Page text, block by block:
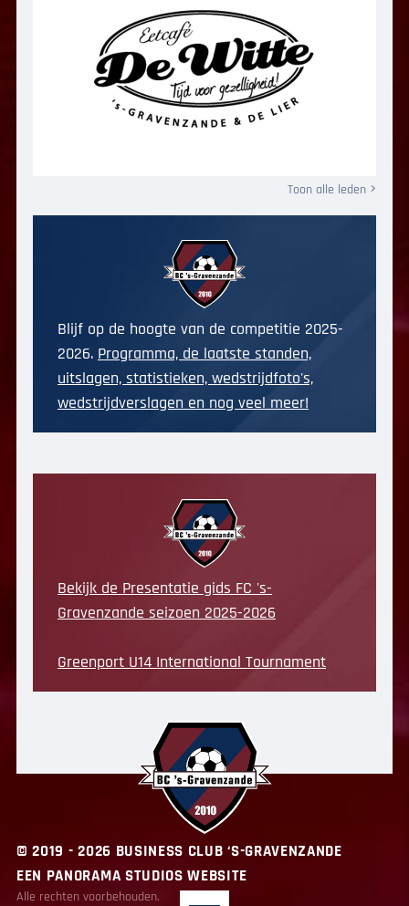
Toon alle leden
Blijf op de hoogte van de competitie 2025-
2026. Programma, de laatste standen,
uitslagen, statistieken, wedstrijdfoto's,
wedstrijdverslagen en nog veel meer!
Bekijk de Presentatie gids FC 's-
Gravenzande seizoen 2025-2026
Greenport U14 International Tournament
© 2019 - 2026 BUSINESS CLUB ‘S-GRAVENZANDE
EEN PANORAMA STUDIOS WEBSITE
Alle rechten voorbehouden.